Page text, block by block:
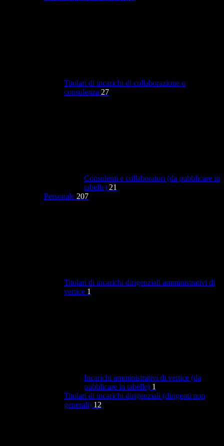
Titolari di incarichi di collaborazione o
consulenza 27
Consulenti e collaboratori (da pubblicare in
tabelle) 21
Personale 207
Titolari di incarichi dirigenziali amministrativi di
vertice 1
Incarichi amministrativi di vertice (da
pubblicare in tabelle) 1
Titolari di incarichi dirigenziali (dirigenti non
generali) 12